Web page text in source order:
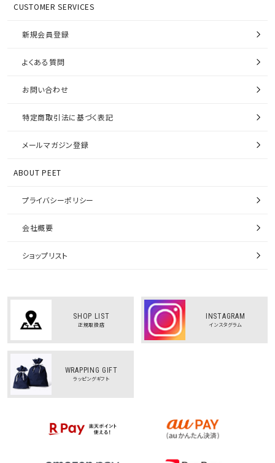
CUSTOMER SERVICES
新規会員登録
よくある質問
お問い合わせ
特定商取引法に基づく表記
メールマガジン登録
ABOUT PEET
プライバシーポリシー
会社概要
ショップリスト
SHOP LIST
正規取扱店
INSTAGRAM
インスタグラム
WRAPPING GIFT
ラッピングギフト